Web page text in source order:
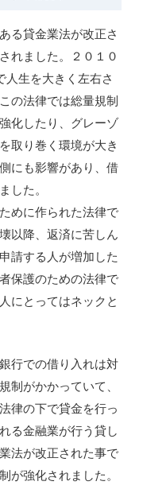
る貸金業法が改正さ
れました。２０１０
生を大きく左右さ
の法律では総量規制
化したり、グレーゾ
取り巻く環境が大き
にも影響があり、借
した。
めに作られた法律で
以降、返済に苦しん
請する人が増加した
保護のための法律で
にとってはネックと
行での借り入れは対
制がかかっていて、
律の下で貸金を行っ
る金融業が行う貸し
法が改正された事で
が強化されました。